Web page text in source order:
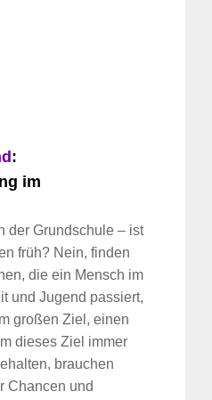
:
im
der Grundschule – ist
früh? Nein, finden
die ein Mensch im
und Jugend passiert,
großen Ziel, einen
dieses Ziel immer
brauchen
Chancen und